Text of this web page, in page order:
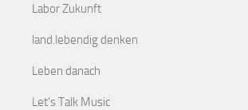
Labor Zukunft
land.lebendig denken
Leben danach
Let's Talk Music